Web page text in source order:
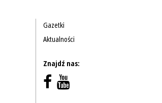
Gazetki
Aktualności
Znajdź nas: